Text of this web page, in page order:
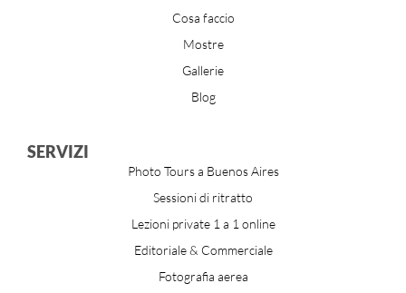
Cosa faccio
Mostre
Gallerie
Blog
SERVIZI
Photo Tours a Buenos Aires
Sessioni di ritratto
Lezioni private 1 a 1 online
Editoriale & Commerciale
Fotografia aerea